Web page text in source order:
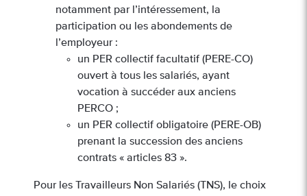
notamment par l’intéressement, la
participation ou les abondements de
l’employeur :
un PER collectif facultatif (PERE-CO)
ouvert à tous les salariés, ayant
vocation à succéder aux anciens
PERCO ;
un PER collectif obligatoire (PERE-OB)
prenant la succession des anciens
contrats « articles 83 ».
Pour les Travailleurs Non Salariés (TNS), le choix